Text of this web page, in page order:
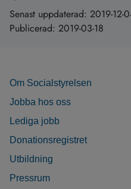
Senast uppdaterad: 2019-12-
Publicerad: 2019-03-18
Om Socialstyrelsen
Jobba hos oss
Lediga jobb
Donationsregistret
Utbildning
Pressrum